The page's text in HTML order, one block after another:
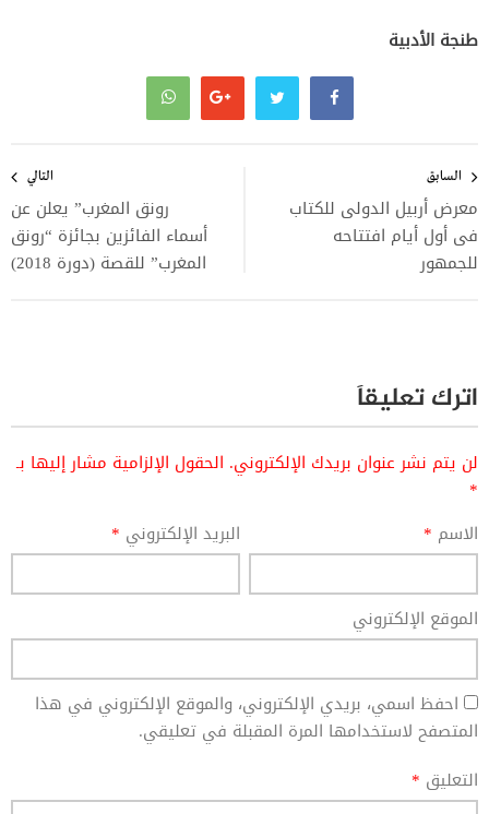
طنجة الأدبية
المقالات
السابق
معرض أربيل الدولى للكتاب
فى أول أيام افتتاحه
للجمهور
التالي
رونق المغرب” يعلن عن
أسماء الفائزين بجائزة “رونق
المغرب” للقصة (دورة 2018)
اترك تعليقاً
لن يتم نشر عنوان بريدك الإلكتروني. الحقول الإلزامية مشار إليها بـ
*
الاسم * البريد الإلكتروني *
الموقع الإلكتروني
احفظ اسمي، بريدي الإلكتروني، والموقع الإلكتروني في هذا
المتصفح لاستخدامها المرة المقبلة في تعليقي.
التعليق *